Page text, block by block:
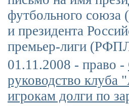
футбольного
и президента
премьер-лиги
01.11.2008 - право -
руководство клуба
игрокам долги по